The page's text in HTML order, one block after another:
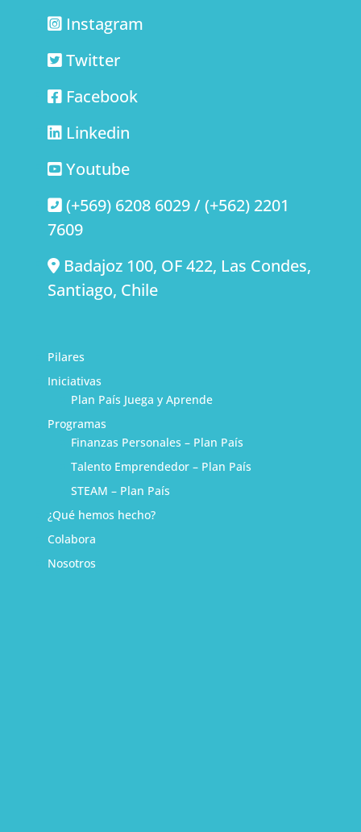
Instagram
Twitter
Facebook
Linkedin
Youtube
(+569) 6208 6029 / (+562) 2201
7609
Badajoz 100, OF 422, Las Condes,
Santiago, Chile
Pilares
Iniciativas
Plan País Juega y Aprende
Programas
Finanzas Personales – Plan País
Talento Emprendedor – Plan País
STEAM – Plan País
¿Qué hemos hecho?
Colabora
Nosotros